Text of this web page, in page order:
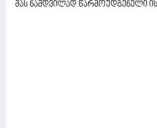
მას ნამდვილად წარმოუდგენელი